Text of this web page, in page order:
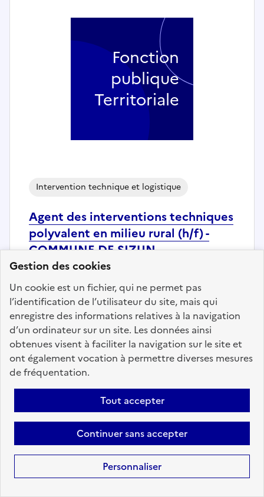
Gestion des cookies
Un cookie est un fichier, qui ne permet pas
l’identification de l’utilisateur du site, mais qui
enregistre des informations relatives à la navigation
d’un ordinateur sur un site. Les données ainsi
obtenues visent à faciliter la navigation sur le site et
ont également vocation à permettre diverses mesures
de fréquentation.
Tout accepter
Continuer sans accepter
Personnaliser
Agent des interventions techniques
polyvalent en milieu rural (h/f) -
COMMUNE DE SIZUN
Intervention technique et logistique
Localisation :
Finistère(29)
Fonction publique :
Fonction publique Territoriale
Employeur :
Communes
En ligne depuis le 30 juillet 2026
Ajouter aux favoris: Agent des interventions
Fonction
publique
Territoriale
Précédent 1 89 90 91
92
95 200 Suivant
Aller à la page